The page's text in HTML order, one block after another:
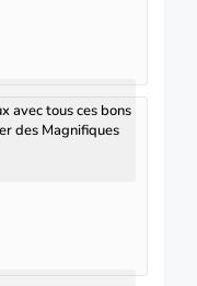
avec tous ces bons
des Magnifiques